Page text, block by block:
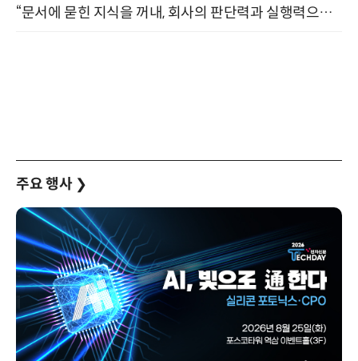
“문서에 묻힌 지식을 꺼내, 회사의 판단력과 실행력으로 바꾸다” (8/20)
주요 행사 ❯